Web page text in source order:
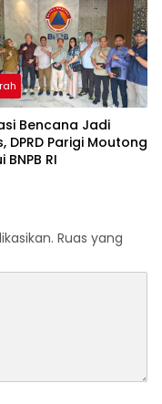
Bencana Jadi
DPRD Parigi Moutong
BNPB RI
Ruas yang